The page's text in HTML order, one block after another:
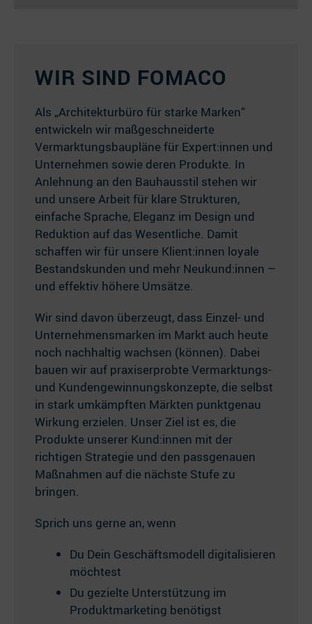
WIR SIND FOMACO
Als „Architekturbüro für starke Marken“
entwickeln wir maßgeschneiderte
Vermarktungsbaupläne für Expert:innen und
Unternehmen sowie deren Produkte. In
Anlehnung an den Bauhausstil stehen wir
und unsere Arbeit für klare Strukturen,
einfache Sprache, Eleganz im Design und
Reduktion auf das Wesentliche. Damit
schaffen wir für unsere Klient:innen loyale
Bestandskunden und mehr Neukund:innen –
und effektiv höhere Umsätze.
Wir sind davon überzeugt, dass Einzel- und
Unternehmensmarken im Markt auch heute
noch nachhaltig wachsen (können). Dabei
bauen wir auf praxiserprobte Vermarktungs-
und Kundengewinnungskonzepte, die selbst
in stark umkämpften Märkten punktgenau
Wirkung erzielen. Unser Ziel ist es, die
Produkte unserer Kund:innen mit der
richtigen Strategie und den passgenauen
Maßnahmen auf die nächste Stufe zu
bringen.
Sprich uns gerne an, wenn
Du Dein Geschäftsmodell digitalisieren
möchtest
Du gezielte Unterstützung im
Produktmarketing benötigst